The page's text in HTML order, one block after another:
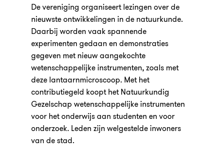
De vereniging organiseert lezingen over de
nieuwste ontwikkelingen in de natuurkunde.
Daarbij worden vaak spannende
experimenten gedaan en demonstraties
gegeven met nieuw aangekochte
wetenschappelijke instrumenten, zoals met
deze lantaarnmicroscoop. Met het
contributiegeld koopt het Natuurkundig
Gezelschap wetenschappelijke instrumenten
voor het onderwijs aan studenten en voor
onderzoek. Leden zijn welgestelde inwoners
van de stad.